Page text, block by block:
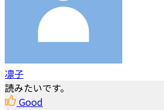
凛子
読みたいです。
Good